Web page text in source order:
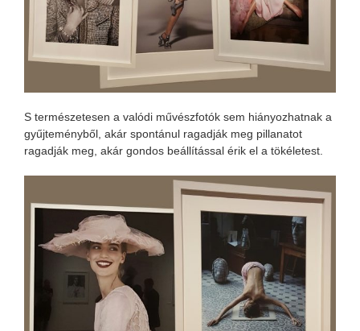
S természetesen a valódi művészfotók sem hiányozhatnak a
gyűjteményből, akár spontánul ragadják meg pillanatot
ragadják meg, akár gondos beállítással érik el a tökéletest.